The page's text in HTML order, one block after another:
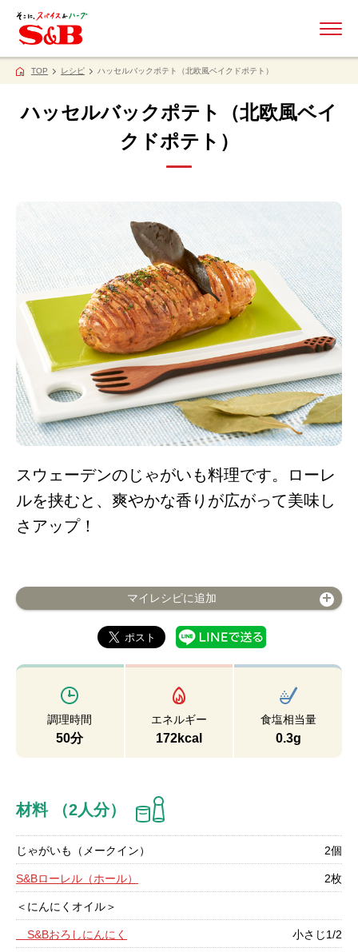
TOP レシピ ハッセルバックポテト（北欧風ベイクドポテト）
ハッセルバックポテト（北欧風ベイ
クドポテト）
スウェーデンのじゃがいも料理です。ローレ
ルを挟むと、爽やかな香りが広がって美味し
さアップ！
マイレシピに追加
調理時間
50分
エネルギー
172kcal
食塩相当量
0.3g
材料 （2人分）
じゃがいも（メークイン） 2個
S&Bローレル（ホール） 2枚
＜にんにくオイル＞
S&Bおろしにんにく 小さじ1/2